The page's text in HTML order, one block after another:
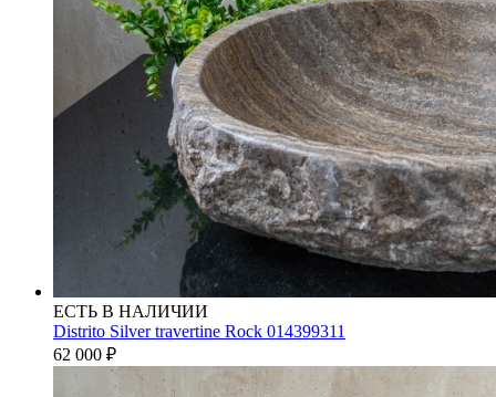
ЕСТЬ В НАЛИЧИИ
Distrito Silver travertine Rock 014399311
62 000 ₽